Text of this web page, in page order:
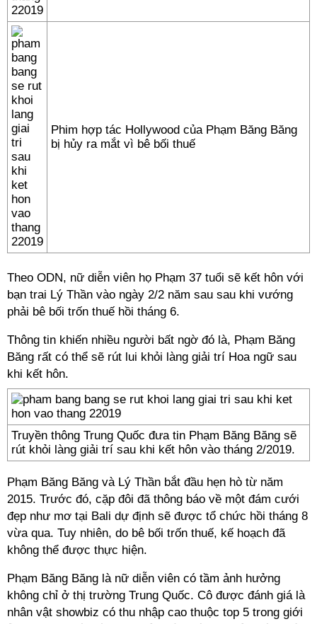
Phim hợp tác Hollywood của Phạm Băng Băng
bị hủy ra mắt vì bê bối thuế
Theo ODN, nữ diễn viên họ Phạm 37 tuổi sẽ kết hôn với
bạn trai Lý Thần vào ngày 2/2 năm sau sau khi vướng
phải bê bối trốn thuế hồi tháng 6.
Thông tin khiến nhiều người bất ngờ đó là, Phạm Băng
Băng rất có thể sẽ rút lui khỏi làng giải trí Hoa ngữ sau
khi kết hôn.
Truyền thông Trung Quốc đưa tin Phạm Băng Băng sẽ
rút khỏi làng giải trí sau khi kết hôn vào tháng 2/2019.
Phạm Băng Băng và Lý Thần bắt đầu hẹn hò từ năm
2015. Trước đó, cặp đôi đã thông báo về một đám cưới
đẹp như mơ tại Bali dự định sẽ được tổ chức hồi tháng 8
vừa qua. Tuy nhiên, do bê bối trốn thuế, kế hoạch đã
không thể được thực hiện.
Phạm Băng Băng là nữ diễn viên có tầm ảnh hưởng
không chỉ ở thị trường Trung Quốc. Cô được đánh giá là
nhân vật showbiz có thu nhập cao thuộc top 5 trong giới